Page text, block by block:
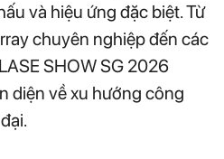
và hiệu ứng đặc biệt. Từ
chuyên nghiệp đến các
SHOW SG 2026
diện về xu hướng công